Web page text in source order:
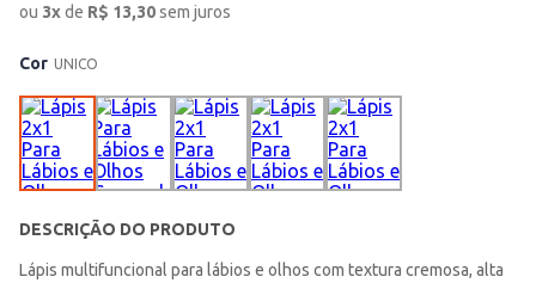
ou 3xde R$ 13,30sem juros
Cor UNICO
DESCRIÇÃO DO PRODUTO
Lápis multifuncional para lábios e olhos com textura cremosa, alta